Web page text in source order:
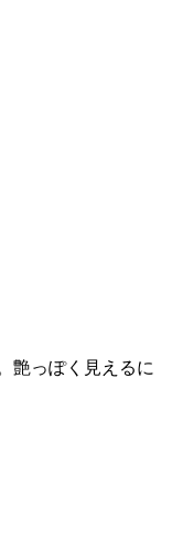
艶っぽく見えるに